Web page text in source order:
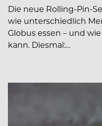
Die neue Rolling-Pin-
wie unterschiedlich
Globus essen – und
kann. Diesmal:…